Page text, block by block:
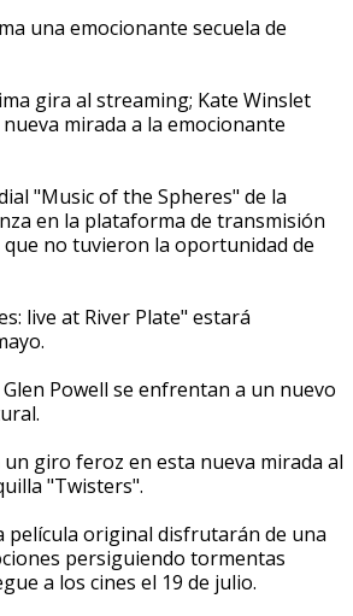
una emocionante secuela de
gira al streaming; Kate Winslet
mirada a la emocionante
"Music of the Spheres" de la
en la plataforma de transmisión
no tuvieron la oportunidad de
live at River Plate" estará
Glen Powell se enfrentan a un nuevo
un giro feroz en esta nueva mirada al
"Twisters".
película original disfrutarán de una
persiguiendo tormentas
a los cines el 19 de julio.